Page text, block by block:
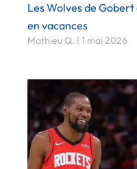
Les Wolves de
en vacances
Mathieu Q. 1 mai 2026